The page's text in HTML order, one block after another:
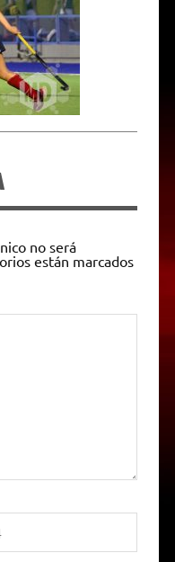
no será
están marcados